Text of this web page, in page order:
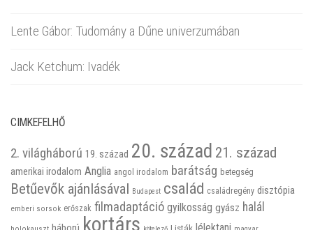
Lente Gábor: Tudomány a Dűne univerzumában
Jack Ketchum: Ivadék
CIMKEFELHŐ
2. világháború 19. század 20. század 21. század
amerikai irodalom Anglia angol irodalom barátság betegség
Betűevők ajánlásával Budapest család családregény disztópia
emberi sorsok erőszak filmadaptáció gyilkosság gyász halál
kortárs